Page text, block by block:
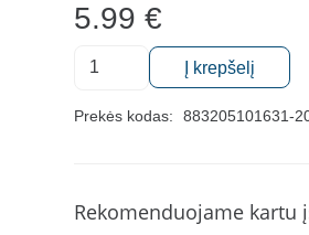
5.99€
produkto
Balinanti
Cool
Į krepšelį
Prekės kodas: 883205101631-
Rekomenduojame kartu